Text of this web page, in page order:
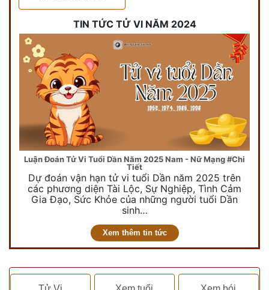
TIN TỨC TỬ VI NĂM 2024
Luận Đoán Tử Vi Tuổi Dần Năm 2025 Nam - Nữ Mạng #Chi
Tiết
Dự đoán vận hạn tử vi tuổi Dần năm 2025 trên
các phương diện Tài Lộc, Sự Nghiệp, Tình Cảm
Gia Đạo, Sức Khỏe của những người tuổi Dần
sinh…
Xem thêm tin tức